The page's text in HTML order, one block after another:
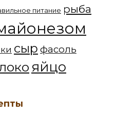
питание рыба
сыр фасоль
яйцо